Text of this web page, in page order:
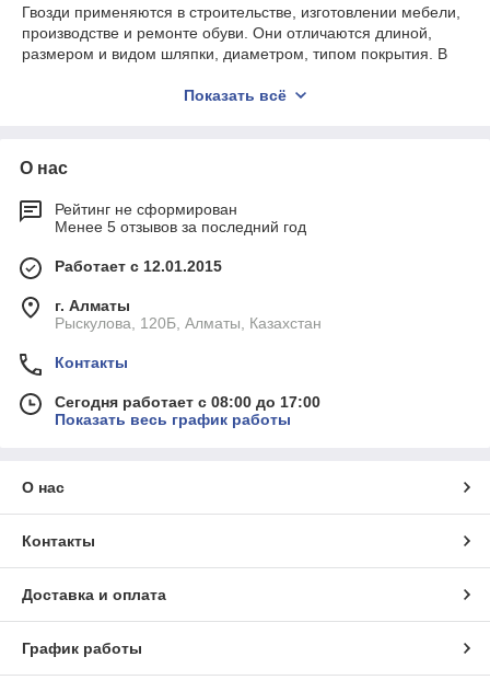
Гвозди применяются в строительстве, изготовлении мебели,
производстве и ремонте обуви. Они отличаются длиной,
размером и видом шляпки, диаметром, типом покрытия. В
Показать всё
О нас
Рейтинг не сформирован
Менее 5 отзывов за последний год
Работает с 12.01.2015
г. Алматы
Рыскулова, 120Б, Алматы, Казахстан
Контакты
Сегодня работает с 08:00 до 17:00
Показать весь график работы
О нас
Контакты
Доставка и оплата
График работы